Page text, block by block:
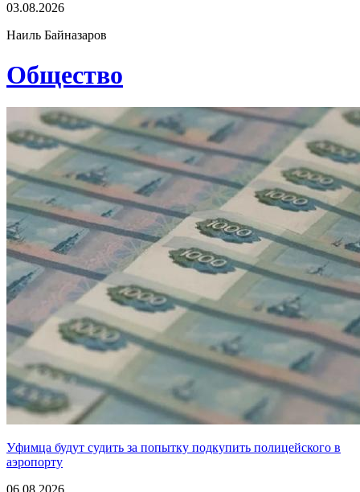
03.08.2026
Наиль Байназаров
Общество
Уфимца будут судить за попытку подкупить полицейского в
аэропорту
06.08.2026